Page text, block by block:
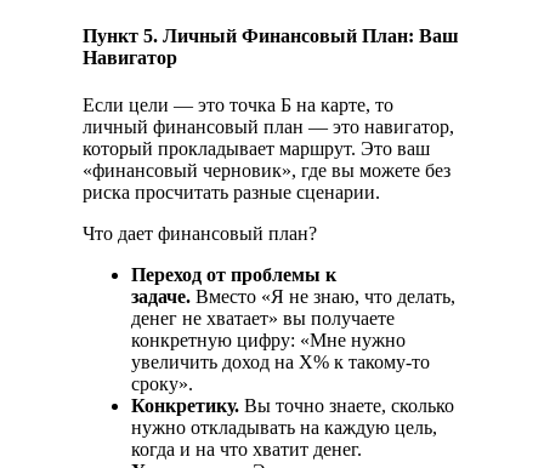
Пункт 5. Личный Финансовый План: Ваш
Навигатор
Если цели — это точка Б на карте, то
личный финансовый план — это навигатор,
который прокладывает маршрут. Это ваш
«финансовый черновик», где вы можете без
риска просчитать разные сценарии.
Что дает финансовый план?
Переход от проблемы к
задаче. Вместо «Я не знаю, что делать,
денег не хватает» вы получаете
конкретную цифру: «Мне нужно
увеличить доход на X% к такому-то
сроку».
Конкретику. Вы точно знаете, сколько
нужно откладывать на каждую цель,
когда и на что хватит денег.